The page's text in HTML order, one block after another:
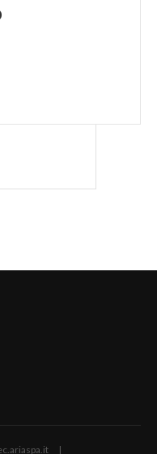
|